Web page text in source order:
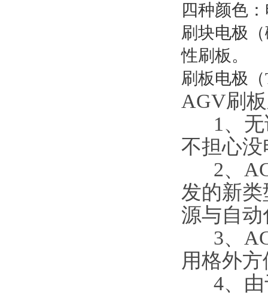
四种颜色
刷块电极
性刷板。
刷板电极
AGV刷
1、无
不担心没
2、
发的新
源与自
3、
用格外
4、由